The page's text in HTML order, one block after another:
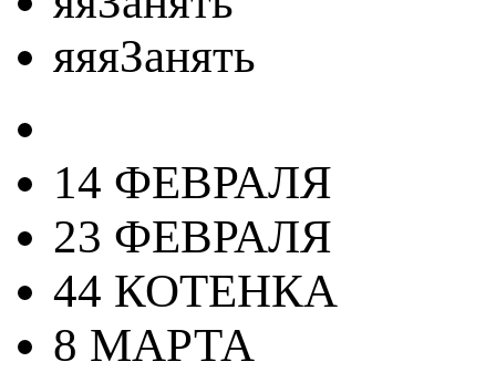
яяяЗанять
14 ФЕВРАЛЯ
23 ФЕВРАЛЯ
44 КОТЕНКА
8 МАРТА